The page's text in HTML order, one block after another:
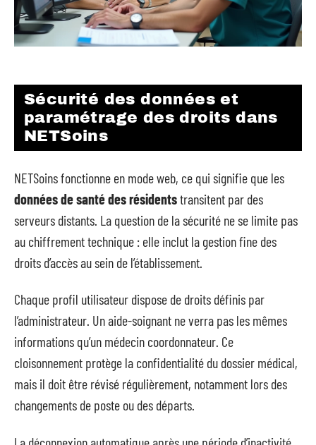
Sécurité des données et
paramétrage des droits dans
NETSoins
NETSoins fonctionne en mode web, ce qui signifie que les
données de santé des résidentstransitent par des
serveurs distants. La question de la sécurité ne se limite pas
au chiffrement technique : elle inclut la gestion fine des
droits d’accès au sein de l’établissement.
Chaque profil utilisateur dispose de droits définis par
l’administrateur. Un aide-soignant ne verra pas les mêmes
informations qu’un médecin coordonnateur. Ce
cloisonnement protège la confidentialité du dossier médical,
mais il doit être révisé régulièrement, notamment lors des
changements de poste ou des départs.